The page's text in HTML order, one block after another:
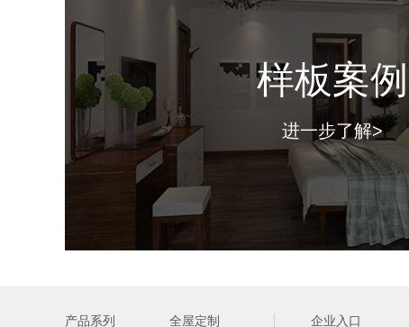
样板案例
进一步了解>
产品系列 全屋定制 企业入口